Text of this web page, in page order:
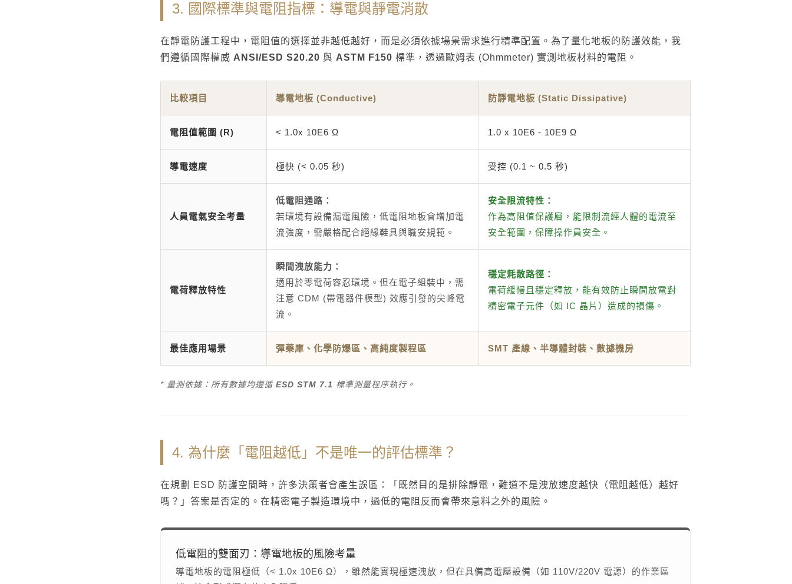
3. 國際標準與電阻指標：導電與靜電消散
在靜電防護工程中，電阻值的選擇並非越低越好，而是必須依據場景需求進行精準配置。為了量化地板的防護效能，我
們遵循國際權威 ANSI/ESD S20.20 與 ASTM F150 標準，透過歐姆表 (Ohmmeter) 實測地板材料的電阻。
比較項目 導電地板 (Conductive) 防靜電地板 (Static Dissipative)
電阻值範圍 (R) < 1.0x 10E6 Ω 1.0 x 10E6 - 10E9 Ω
導電速度 極快 (< 0.05 秒) 受控 (0.1 ~ 0.5 秒)
人員電氣安全考量
低電阻通路：
若環境有設備漏電風險，低電阻地板會增加電
流強度，需嚴格配合絕緣鞋具與職安規範。
安全限流特性：
作為高阻值保護層，能限制流經人體的電流至
安全範圍，保障操作員安全。
電荷釋放特性
瞬間洩放能力：
適用於零電荷容忍環境。但在電子組裝中，需
注意 CDM (帶電器件模型) 效應引發的尖峰電
流。
穩定耗散路徑：
電荷緩慢且穩定釋放，能有效防止瞬間放電對
精密電子元件（如 IC 晶片）造成的損傷。
最佳應用場景 彈藥庫、化學防爆區、高純度製程區 SMT 產線、半導體封裝、數據機房
* 量測依據：所有數據均遵循 ESD STM 7.1 標準測量程序執行。
4. 為什麼「電阻越低」不是唯一的評估標準？
在規劃 ESD 防護空間時，許多決策者會產生誤區：「既然目的是排除靜電，難道不是洩放速度越快（電阻越低）越好
嗎？」答案是否定的。在精密電子製造環境中，過低的電阻反而會帶來意料之外的風險。
低電阻的雙面刃：導電地板的風險考量
導電地板的電阻極低（< 1.0x 10E6 Ω），雖然能實現極速洩放，但在具備高電壓設備（如 110V/220V 電源）的作業區